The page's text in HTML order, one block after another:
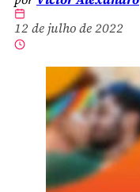
12 de julho de 2022